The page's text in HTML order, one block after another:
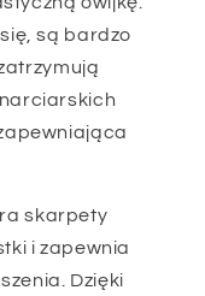
są bardzo
skarpety
i zapewnia
Dzięki